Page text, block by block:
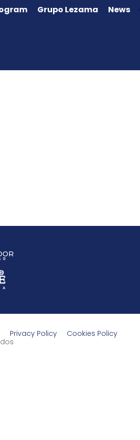
Grupo Lezama News
Privacy Policy
Cookies Policy